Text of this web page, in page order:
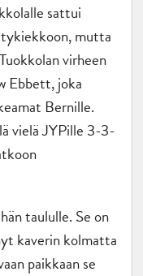
sattui
mutta
virheen
Ebbett, joka
Bernille.
vielä JYPille 3-3-
taululle. Se on
kaverin kolmatta
paikkaan se